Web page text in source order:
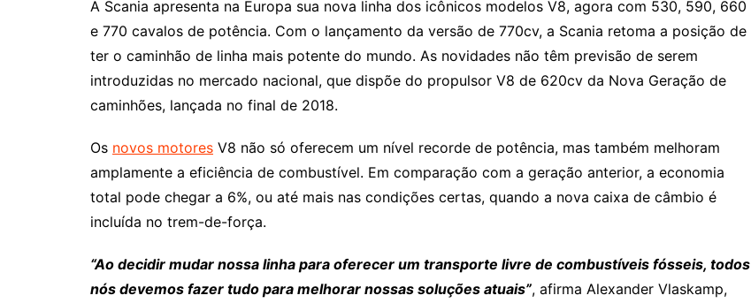
A Scania apresenta na Europa sua nova linha dos icônicos modelos V8, agora com 530, 590, 660
e 770 cavalos de potência. Com o lançamento da versão de 770cv, a Scania retoma a posição de
ter o caminhão de linha mais potente do mundo. As novidades não têm previsão de serem
introduzidas no mercado nacional, que dispõe do propulsor V8 de 620cv da Nova Geração de
caminhões, lançada no final de 2018.
Os novos motores V8 não só oferecem um nível recorde de potência, mas também melhoram
amplamente a eficiência de combustível. Em comparação com a geração anterior, a economia
total pode chegar a 6%, ou até mais nas condições certas, quando a nova caixa de câmbio é
incluída no trem-de-força.
“Ao decidir mudar nossa linha para oferecer um transporte livre de combustíveis fósseis, todos
nós devemos fazer tudo para melhorar nossas soluções atuais”, afirma Alexander Vlaskamp, ​